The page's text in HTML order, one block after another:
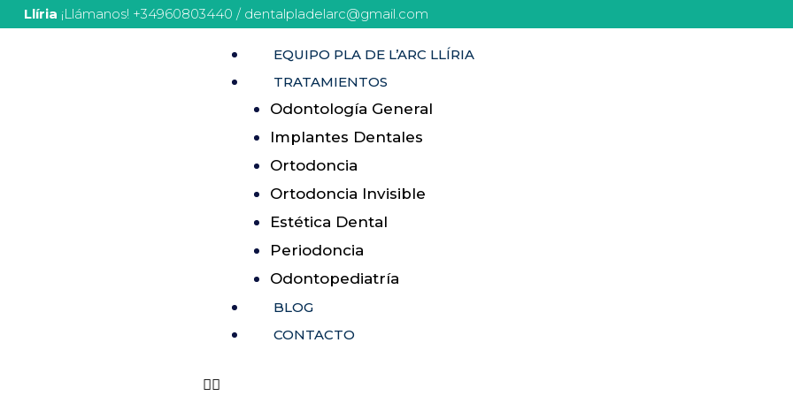
Llíria ¡Llámanos! +34960803440 / dentalpladelarc@gmail.com
EQUIPO PLA DE L’ARC LLÍRIA
TRATAMIENTOS
Odontología General
Implantes Dentales
Ortodoncia
Ortodoncia Invisible
Estética Dental
Periodoncia
Odontopediatría
BLOG
CONTACTO